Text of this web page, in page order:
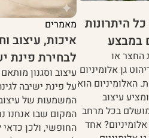
היתרונות
במבצע
או
גן אלומיניום
האלומיניום הוא
עיצוב
בכל מרחב
אחד
מאמרים
איכות, עיצוב
לבחירת פינת
עיצוב וסגנון
על פינת ישיבה
המשמעות של
המקום שבו אנחנו
החופשי, ולכן